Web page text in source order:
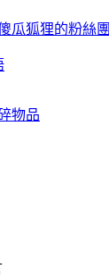
瓜狐狸的粉絲團
物品